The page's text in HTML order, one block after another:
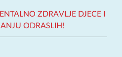
ZDRAVLJE DJECE I
ODRASLIH!